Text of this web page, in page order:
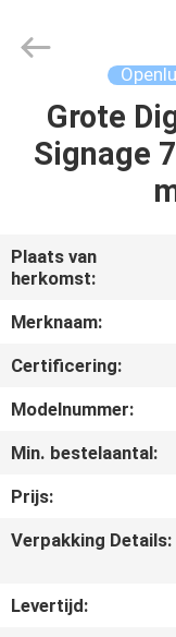
HUIS
ONGEVEER
ONS
ONS
NIEUWS
(Shenzhen)
Reserved.Grote
Signage
Plaats van
herkomst:
Merknaam:
Certificering:
Modelnummer:
Min. bestelaantal:
Prijs:
Verpakking Details:
Levertijd: